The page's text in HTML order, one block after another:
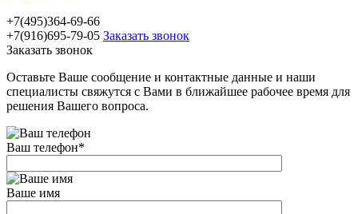
+7(495)364-69-66
+7(916)695-79-05 Заказать звонок
Заказать звонок
Оставьте Ваше сообщение и контактные данные и наши
специалисты свяжутся с Вами в ближайшее рабочее время для
решения Вашего вопроса.
Ваш телефон*
Ваше имя